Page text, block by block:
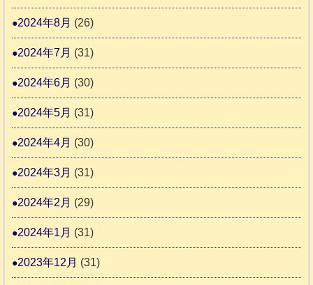
2024年8月 (26)
2024年7月 (31)
2024年6月 (30)
2024年5月 (31)
2024年4月 (30)
2024年3月 (31)
2024年2月 (29)
2024年1月 (31)
2023年12月 (31)